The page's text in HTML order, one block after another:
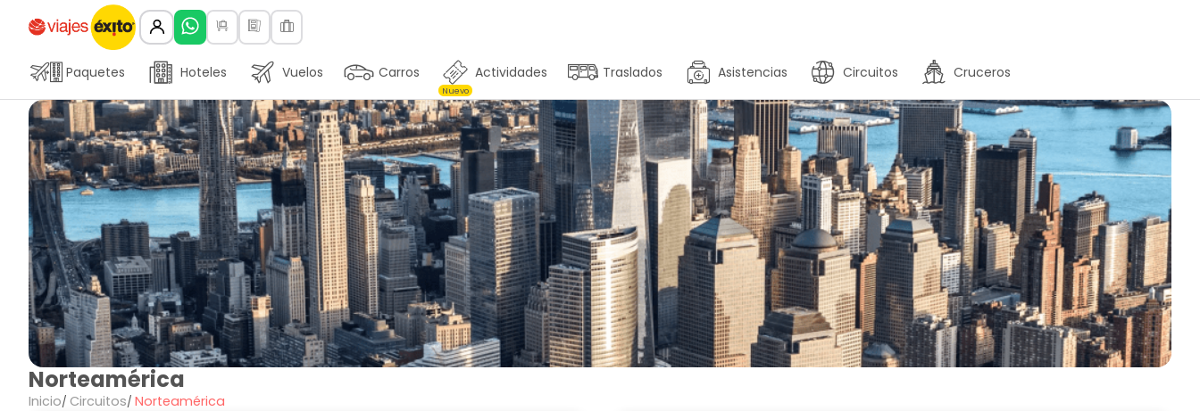
Paquetes Hoteles Vuelos Carros Actividades
Nuevo
Traslados Asistencias Circuitos Cruceros
Norteamérica
Inicio Circuitos Norteamérica